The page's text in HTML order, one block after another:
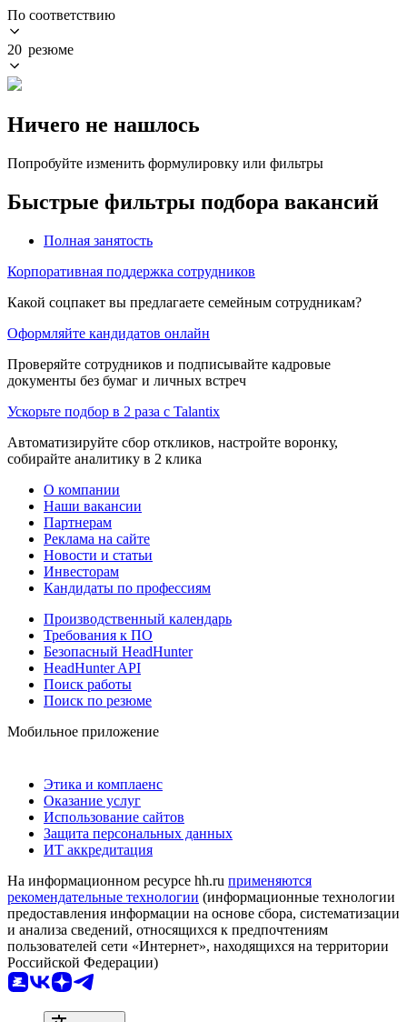
По соответствию
20 резюме
Ничего не нашлось
Попробуйте изменить формулировку или фильтры
Быстрые фильтры подбора вакансий
Полная занятость
Корпоративная поддержка сотрудников
Какой соцпакет вы предлагаете семейным сотрудникам?
Оформляйте кандидатов онлайн
Проверяйте сотрудников и подписывайте кадровые
документы без бумаг и личных встреч
Ускорьте подбор в 2 раза с Talantix
Автоматизируйте сбор откликов, настройте воронку,
собирайте аналитику в 2 клика
О компании
Наши вакансии
Партнерам
Реклама на сайте
Новости и статьи
Инвесторам
Кандидаты по профессиям
Производственный календарь
Требования к ПО
Безопасный HeadHunter
HeadHunter API
Поиск работы
Поиск по резюме
Мобильное приложение
Этика и комплаенс
Оказание услуг
Использование сайтов
Защита персональных данных
ИТ аккредитация
На информационном ресурсе hh.ru применяются
рекомендательные технологии (информационные технологии
предоставления информации на основе сбора, систематизации
и анализа сведений, относящихся к предпочтениям
пользователей сети «Интернет», находящихся на территории
Российской Федерации)